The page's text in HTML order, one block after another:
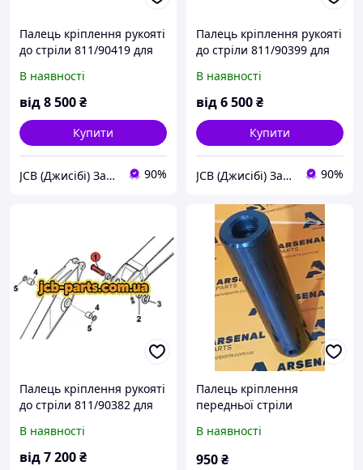
Палець кріплення рукояті
до стріли 811/90419 для
В наявності
від8 500₴
Купити
JCB (Джисібі) Запчастини - Сервіс - Ремонт спецтехніки 90%
Палець кріплення рукояті
до стріли 811/90399 для
В наявності
від6 500₴
Купити
JCB (Джисібі) Запчастини - Сервіс - Ремонт спецтехніки 90%
Палець кріплення рукояті
до стріли 811/90382 для
В наявності
від7 200₴
Палець кріплення
передньої стріли
811/90486>>811/90214>>3
33/T9119
В наявності
950₴